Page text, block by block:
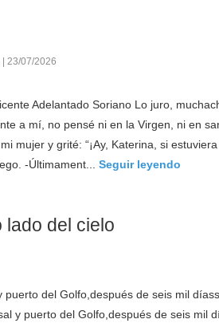
| 23/07/2026
Adelantado Soriano Lo juro,
a mí, no pensé ni en la Virgen, ni en
mujer y grité: “¡Ay, Katerina, si
-Últimament... Seguir leyendo
lado del cielo
puerto del Golfo,después de seis mil
y puerto del Golfo,después de seis mil